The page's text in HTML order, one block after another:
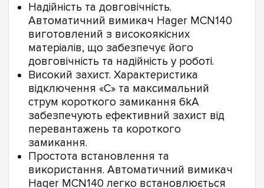
Надійність та довговічність.
Автоматичний вимикач Hager MCN140
виготовлений з високоякісних
матеріалів, що забезпечує його
довговічність та надійність у роботі.
Високий захист. Характеристика
відключення «C» та максимальний
струм короткого замикання 6kA
забезпечують ефективний захист від
перевантажень та короткого
замикання.
Простота встановлення та
використання. Автоматичний вимикач
Hager MCN140 легко встановлюється